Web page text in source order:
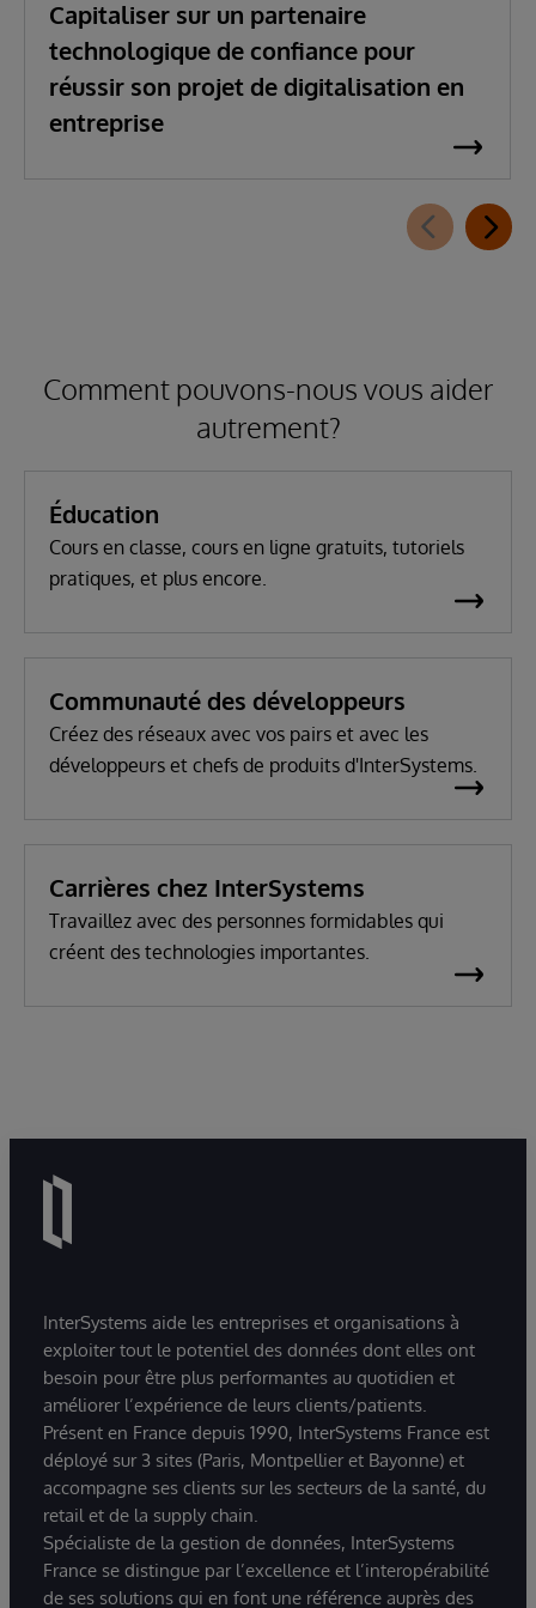
Capitaliser sur un partenaire
technologique de confiance pour
réussir son projet de digitalisation en
entreprise
Comment pouvons-nous vous aider
autrement?
Éducation
Cours en classe, cours en ligne gratuits, tutoriels
pratiques, et plus encore.
Communauté des développeurs
Créez des réseaux avec vos pairs et avec les
développeurs et chefs de produits d'InterSystems.
Carrières chez InterSystems
Travaillez avec des personnes formidables qui
créent des technologies importantes.
InterSystems aide les entreprises et organisations à
exploiter tout le potentiel des données dont elles ont
besoin pour être plus performantes au quotidien et
améliorer l’expérience de leurs clients/patients.
Présent en France depuis 1990, InterSystems France est
déployé sur 3 sites (Paris, Montpellier et Bayonne) et
accompagne ses clients sur les secteurs de la santé, du
retail et de la supply chain.
Spécialiste de la gestion de données, InterSystems
France se distingue par l’excellence et l’interopérabilité
de ses solutions qui en font une référence auprès des